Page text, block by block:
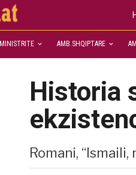
MINISTRITE AMB.SHQIPTARE
Historia
Romani,